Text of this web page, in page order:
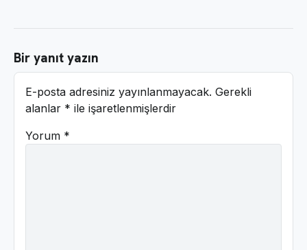
Bir yanıt yazın
E-posta adresiniz yayınlanmayacak. Gerekli
alanlar * ile işaretlenmişlerdir
Yorum *